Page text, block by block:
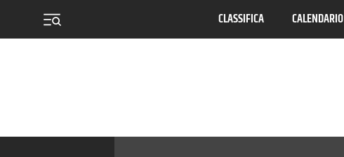
CLASSIFICA CALENDARIO